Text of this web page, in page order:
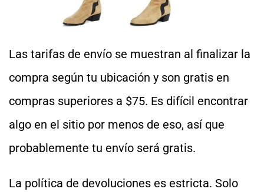
Las tarifas de envío se muestran al finalizar la
compra según tu ubicación y son gratis en
compras superiores a $75. Es difícil encontrar
algo en el sitio por menos de eso, así que
probablemente tu envío será gratis.
La política de devoluciones es estricta. Solo